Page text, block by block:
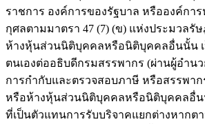
ราชการ องค์การของรัฐบาล หรือองค์กา
กุศลตามมาตรา 47 (7) (ข) แห่งประมวลรั
ห้างหุ้นส่วนนิติบุคคลหรือนิติบุคคลอื่นนั้น
ตนเองต่ออธิบดีกรมสรรพากร (ผ่านผู้อำน
การกำกับและตรวจสอบภาษี หรือสรรพา
หรือห้างหุ้นส่วนนิติบุคคลหรือนิติบุคคลอื่น
ที่เป็นตัวแทนการรับบริจาคแยกต่างหากต